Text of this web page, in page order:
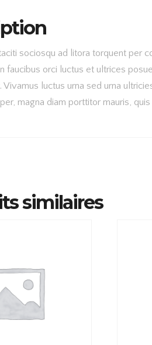
sociosqu ad litora torquent per
faucibus orci luctus et ultrices
Vivamus luctus urna sed urna
magna diam porttitor mauris,
similaires